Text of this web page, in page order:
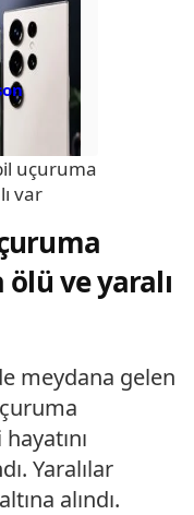
uçuruma
var
ölü ve yaralı
meydana gelen
Yaralılar
alındı.